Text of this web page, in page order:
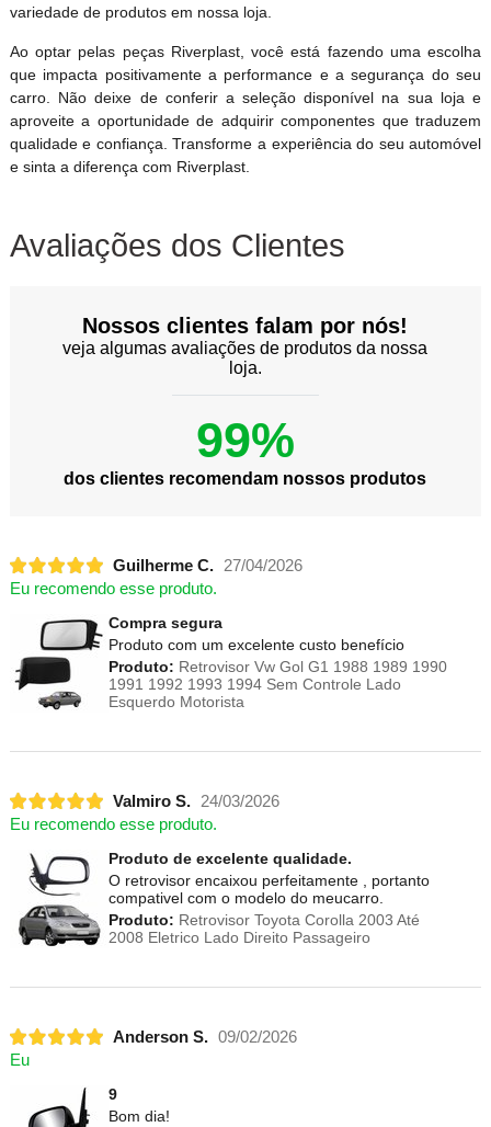
variedade de produtos em nossa loja.
Ao optar pelas peças Riverplast, você está fazendo uma escolha
que impacta positivamente a performance e a segurança do seu
carro. Não deixe de conferir a seleção disponível na sua loja e
aproveite a oportunidade de adquirir componentes que traduzem
qualidade e confiança. Transforme a experiência do seu automóvel
e sinta a diferença com Riverplast.
Avaliações dos Clientes
Nossos clientes falam por nós!
veja algumas avaliações de produtos da nossa
loja.
99%
dos clientes recomendam nossos produtos
Guilherme C.
27/04/2026
Eu recomendo esse produto.
Compra segura
Produto com um excelente custo benefício
Produto: Retrovisor Vw Gol G1 1988 1989 1990
1991 1992 1993 1994 Sem Controle Lado
Esquerdo Motorista
Valmiro S.
24/03/2026
Eu recomendo esse produto.
Produto de excelente qualidade.
O retrovisor encaixou perfeitamente , portanto
compativel com o modelo do meucarro.
Produto: Retrovisor Toyota Corolla 2003 Até
2008 Eletrico Lado Direito Passageiro
Anderson S. 09/02/2026
Eu
9
Bom dia!